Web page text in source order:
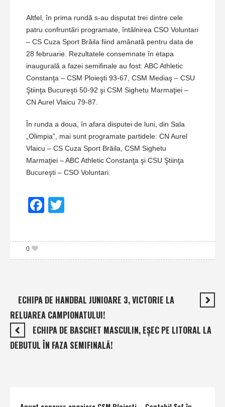
Altfel, în prima rundă s-au disputat trei dintre cele
patru confruntări programate, întâlnirea CSO Voluntari
– CS Cuza Sport Brăila fiind amânată pentru data de
28 februarie. Rezultatele consemnate în etapa
inaugurală a fazei semifinale au fost: ABC Athletic
Constanţa – CSM Ploieşti 93-67, CSM Mediaş – CSU
Ştiinţa Bucureşti 50-92 şi CSM Sighetu Marmaţiei –
CN Aurel Vlaicu 79-87.
În runda a doua, în afara disputei de luni, din Sala
„Olimpia”, mai sunt programate partidele: CN Aurel
Vlaicu – CS Cuza Sport Brăila, CSM Sighetu
Marmaţiei – ABC Athletic Constanţa şi CSU Ştiinţa
Bucureşti – CSO Voluntari.
Facebook
0
ECHIPA DE HANDBAL JUNIOARE 3, VICTORIE LA
RELUAREA CAMPIONATULUI!
ECHIPA DE BASCHET MASCULIN, EŞEC PE LITORAL LA
DEBUTUL ÎN FAZA SEMIFINALĂ!